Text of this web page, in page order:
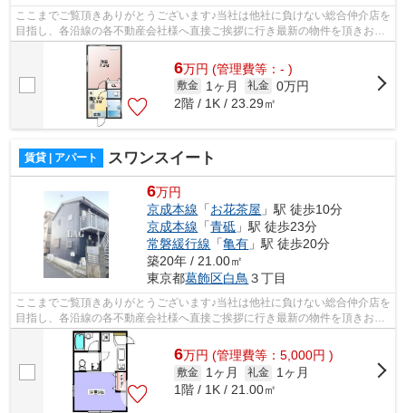
ここまでご覧頂きありがとうございます♪当社は他社に負けない総合仲介店を
目指し、各沿線の各不動産会社様へ直接ご挨拶に行き最新の物件を頂きお客
様へ提供しております！最新の情報は...
6万円 (管理費等：- )
敷金 1ヶ月 礼金 0万円
2階 / 1K / 23.29㎡
賃貸 | アパート スワンスイート
6万円
京成本線 「お花茶屋 」駅 徒歩10分
京成本線 「青砥 」駅 徒歩23分
常磐緩行線 「亀有 」駅 徒歩20分
築20年 / 21.00㎡
東京都葛飾区白鳥 ３丁目
ここまでご覧頂きありがとうございます♪当社は他社に負けない総合仲介店を
目指し、各沿線の各不動産会社様へ直接ご挨拶に行き最新の物件を頂きお客
様へ提供しております！最新の情報は...
6万円 (管理費等：5,000円 )
敷金 1ヶ月 礼金
1ヶ月
1階 / 1K / 21.00㎡